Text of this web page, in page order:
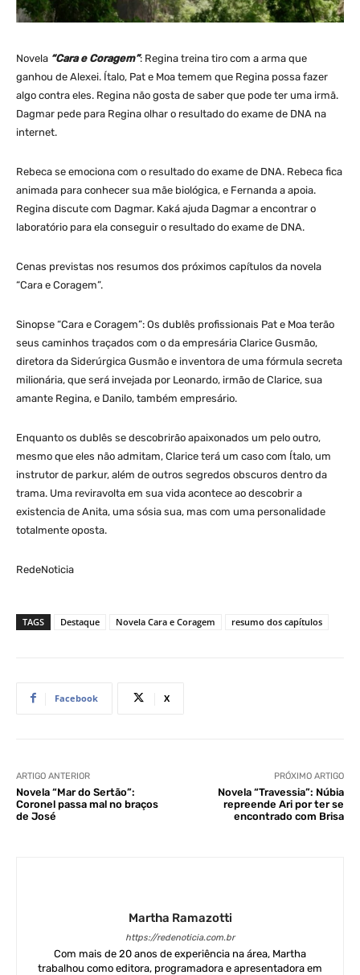
Novela “Cara e Coragem”: Regina treina tiro com a arma que
ganhou de Alexei. Ítalo, Pat e Moa temem que Regina possa fazer
algo contra eles. Regina não gosta de saber que pode ter uma irmã.
Dagmar pede para Regina olhar o resultado do exame de DNA na
internet.
Rebeca se emociona com o resultado do exame de DNA. Rebeca fica
animada para conhecer sua mãe biológica, e Fernanda a apoia.
Regina discute com Dagmar. Kaká ajuda Dagmar a encontrar o
laboratório para ela conseguir o resultado do exame de DNA.
Cenas previstas nos resumos dos próximos capítulos da novela
“Cara e Coragem”.
Sinopse “Cara e Coragem”: Os dublês profissionais Pat e Moa terão
seus caminhos traçados com o da empresária Clarice Gusmão,
diretora da Siderúrgica Gusmão e inventora de uma fórmula secreta
milionária, que será invejada por Leonardo, irmão de Clarice, sua
amante Regina, e Danilo, também empresário.
Enquanto os dublês se descobrirão apaixonados um pelo outro,
mesmo que eles não admitam, Clarice terá um caso com Ítalo, um
instrutor de parkur, além de outros segredos obscuros dentro da
trama. Uma reviravolta em sua vida acontece ao descobrir a
existencia de Anita, uma sósia sua, mas com uma personalidade
totalmente oposta.
RedeNoticia
TAGS Destaque Novela Cara e Coragem resumo dos capítulos
Facebook X
ARTIGO ANTERIOR
Novela “Mar do Sertão”:
Coronel passa mal no braços
de José
PRÓXIMO ARTIGO
Novela “Travessia”: Núbia
repreende Ari por ter se
encontrado com Brisa
Martha Ramazotti
https://redenoticia.com.br
Com mais de 20 anos de experiência na área, Martha
trabalhou como editora, programadora e apresentadora em